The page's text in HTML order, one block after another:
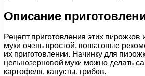
Описание
Рецепт приготовления этих пирожков
муки очень простой, пошаговые
их приготовлении. Начинку для
цельнозерновой муки можно делать
картофеля, капусты, грибов.